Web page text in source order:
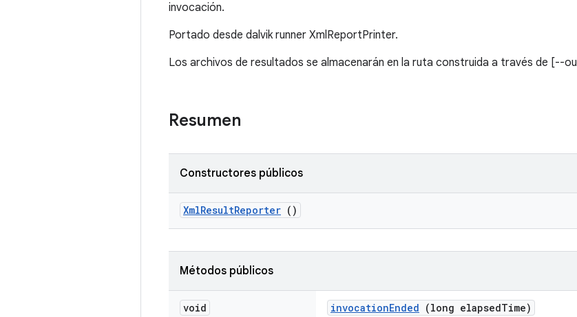
invocación.
Portado desde dalvik runner XmlReportPrinter.
Los archivos de resultados se almacenarán en la ruta construida a través de [--
Resumen
Constructores públicos
XmlResultReporter ()
Métodos públicos
void invocationEnded (long elapsedTime)